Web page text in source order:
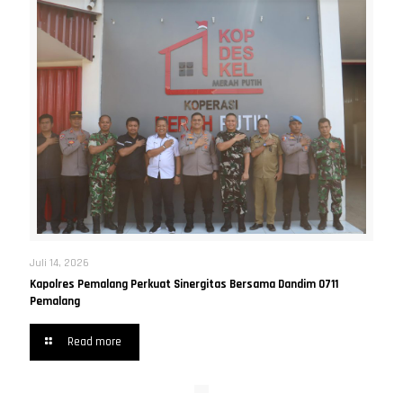
Juli 14, 2026
Kapolres Pemalang Perkuat Sinergitas Bersama Dandim 0711
Pemalang
Read more